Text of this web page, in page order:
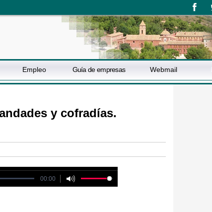
Empleo Guía de empresas Webmail
y cofradías.
00:00